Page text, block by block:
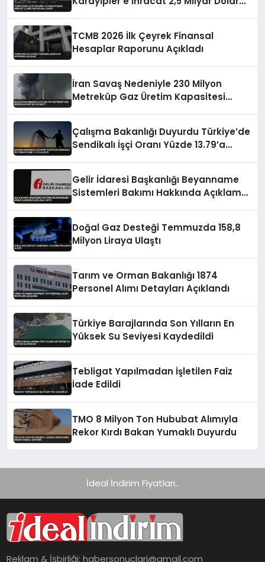
TCMB 2026 İlk Çeyrek Finansal
Hesaplar Raporunu Açıkladı
İran Savaş Nedeniyle 230 Milyon
Metreküp Gaz Üretim Kapasitesi
Çalışma Bakanlığı Duyurdu Türkiye’de
Sendikalı İşçi Oranı Yüzde 13.79’a
Gelir İdaresi Başkanlığı Beyanname
Sistemleri Bakımı Hakkında Açıklama
Doğal Gaz Desteği Temmuzda 158,8
Milyon Liraya Ulaştı
Tarım ve Orman Bakanlığı 1874
Personel Alımı Detayları Açıklandı
Türkiye Barajlarında Son Yılların En
Yüksek Su Seviyesi Kaydedildi
Tebligat Yapılmadan İşletilen Faiz
İade Edildi
TMO 8 Milyon Ton Hububat Alımıyla
Rekor Kırdı Bakan Yumaklı Duyurdu
İdeal İndirim Fiyatları..
Reklam & İşbirliği:habersonuclari@gmail.com